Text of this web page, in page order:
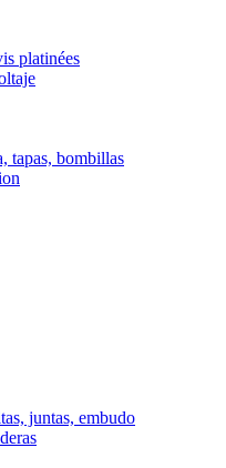
platinées
tapas, bombillas
juntas, embudo